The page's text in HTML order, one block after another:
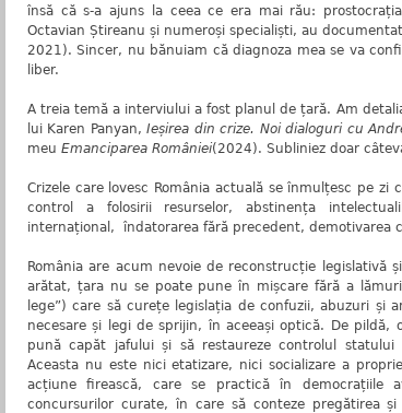
însă că s-a ajuns la ceea ce era mai rău:
Octavian Știreanu și numeroși specialiști, au
2021). Sincer, nu bănuiam că diagnoza mea se va
liber.
A treia temă a interviului a fost planul de țară. Am
lui Karen Panyan,Ieșirea din crize. Noi dialoguri cu
meu Emanciparea României(2024). Subliniez doar
Crizele care lovesc România actuală se înmulțesc pe zi
control a folosirii resurselor, abstinența
internațional, îndatorarea fără precedent, demotivarea
România are acum nevoie de reconstrucție
arătat, țara nu se poate pune în mișcare fără a
lege”) care să curețe legislația de confuzii, abuzuri și
necesare și legi de sprijin, în aceeași optică. De
pună capăt jafului și să restaureze controlul
Aceasta nu este nici etatizare, nici socializare a
acțiune firească, care se practică în democrațiile
concursurilor curate, în care să conteze pregătirea